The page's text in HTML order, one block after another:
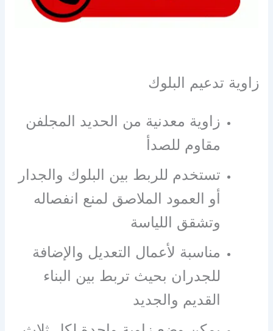
زاوية تدعيم البلوك
زاوية معدنية من الحديد المجلفن
مقاوم للصدأ
تستخدم للربط بين البلوك والجدار
أو العمود الملاصق لمنع انفصاله
وتشقق اللياسة
مناسبة لأعمال التعديل والإضافة
للجدران بحيث تربط بين البناء
القديم والجديد